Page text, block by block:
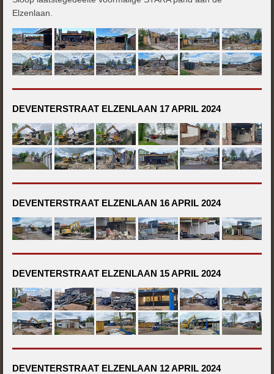
Elzenlaan.
DEVENTERSTRAAT ELZENLAAN 17 APRIL 2024
DEVENTERSTRAAT ELZENLAAN 16 APRIL 2024
DEVENTERSTRAAT ELZENLAAN 15 APRIL 2024
DEVENTERSTRAAT ELZENLAAN 12 APRIL 2024